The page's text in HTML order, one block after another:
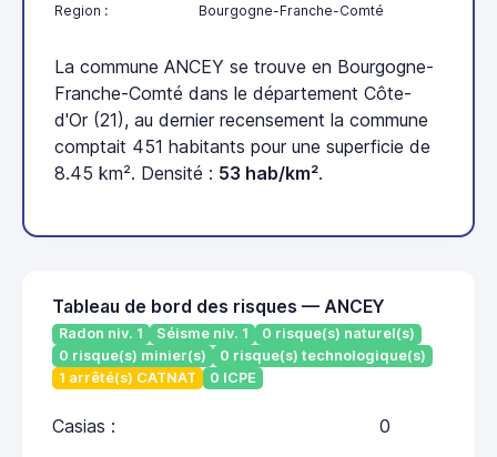
Region : Bourgogne-Franche-Comté
La commune ANCEY se trouve en Bourgogne-
Franche-Comté dans le département Côte-
d'Or (21), au dernier recensement la commune
comptait 451 habitants pour une superficie de
8.45 km². Densité : 53 hab/km².
Tableau de bord des risques — ANCEY
Radon niv. 1 Séisme niv. 1
0 risque(s) naturel(s)
0 risque(s) minier(s)
0 risque(s) technologique(s)
1 arrêté(s) CATNAT
0 ICPE
Casias : 0